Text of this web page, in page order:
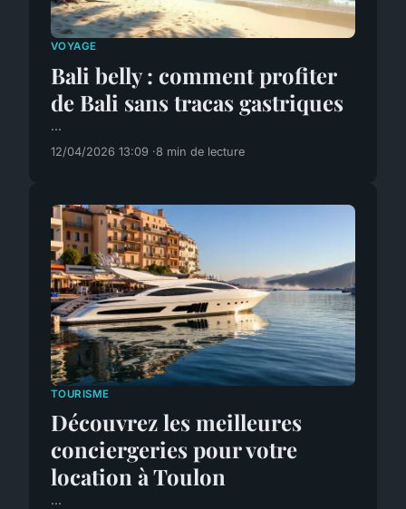
VOYAGE
Bali belly : comment profiter
de Bali sans tracas gastriques
...
12/04/2026 13:09 8 min de lecture
TOURISME
Découvrez les meilleures
conciergeries pour votre
location à Toulon
...